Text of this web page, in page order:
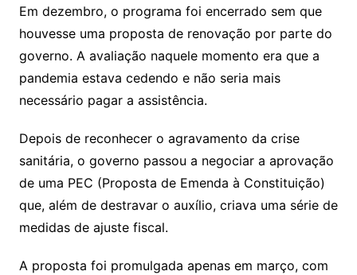
Em dezembro, o programa foi encerrado sem que
houvesse uma proposta de renovação por parte do
governo. A avaliação naquele momento era que a
pandemia estava cedendo e não seria mais
necessário pagar a assistência.
Depois de reconhecer o agravamento da crise
sanitária, o governo passou a negociar a aprovação
de uma PEC (Proposta de Emenda à Constituição)
que, além de destravar o auxílio, criava uma série de
medidas de ajuste fiscal.
A proposta foi promulgada apenas em março, com